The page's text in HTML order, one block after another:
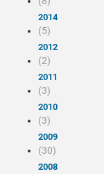
2014
(5)
2012
(2)
2011
(3)
2010
(3)
2009
(30)
2008